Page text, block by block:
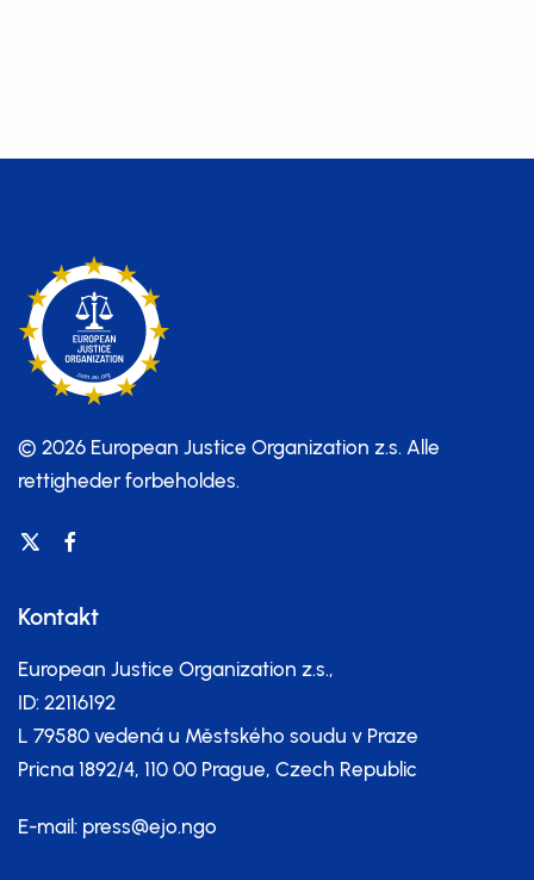
© 2026 European Justice Organization z.s. Alle
rettigheder forbeholdes.
Kontakt
European Justice Organization z.s.,
ID: 22116192
L 79580 vedená u Městského soudu v Praze
Pricna 1892/4, 110 00 Prague, Czech Republic
E-mail: press@ejo.ngo